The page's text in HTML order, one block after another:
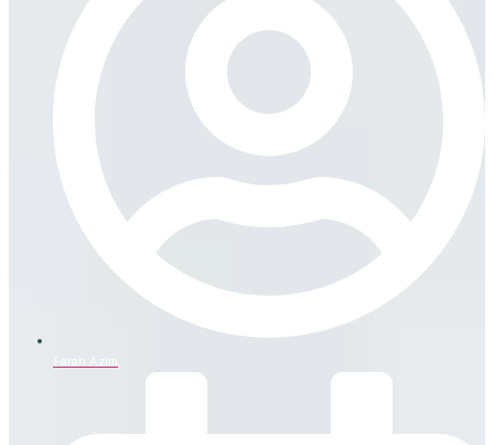
Farah Azim